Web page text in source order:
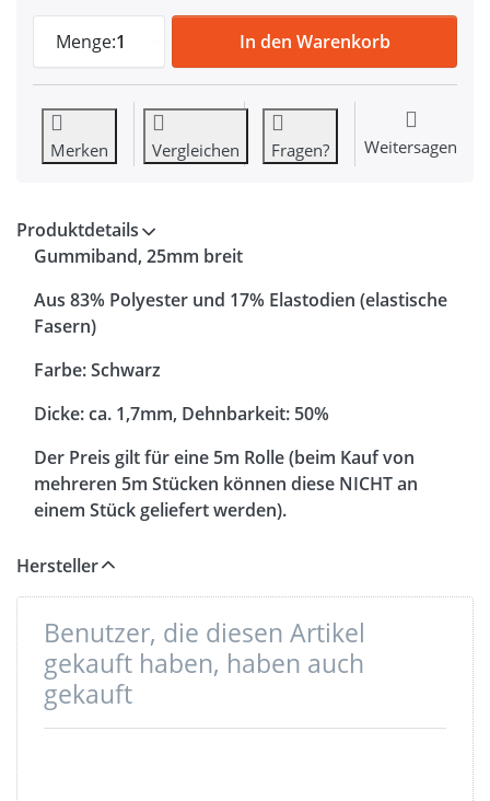
Menge:1
5m Rolle Gummiband - Farbe: schwarz -
In den Warenkorb
Merken Vergleichen Fragen? Weitersagen
Produktdetails
Gummiband, 25mm breit
Aus 83% Polyester und 17% Elastodien (elastische
Fasern)
Farbe: Schwarz
Dicke: ca. 1,7mm, Dehnbarkeit: 50%
Der Preis gilt für eine 5m Rolle (beim Kauf von
mehreren 5m Stücken können diese NICHT an
einem Stück geliefert werden).
Hersteller
Benutzer, die diesen Artikel
gekauft haben, haben auch
gekauft